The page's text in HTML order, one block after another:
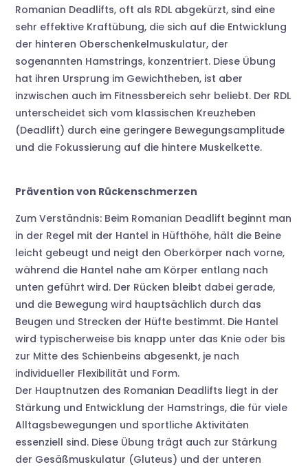
Romanian Deadlifts, oft als RDL abgekürzt, sind eine
sehr effektive Kraftübung, die sich auf die Entwicklung
der hinteren Oberschenkelmuskulatur, der
sogenannten Hamstrings, konzentriert. Diese Übung
hat ihren Ursprung im Gewichtheben, ist aber
inzwischen auch im Fitnessbereich sehr beliebt. Der RDL
unterscheidet sich vom klassischen Kreuzheben
(Deadlift) durch eine geringere Bewegungsamplitude
und die Fokussierung auf die hintere Muskelkette.
Prävention von Rückenschmerzen
Zum Verständnis: Beim Romanian Deadlift beginnt man
in der Regel mit der Hantel in Hüfthöhe, hält die Beine
leicht gebeugt und neigt den Oberkörper nach vorne,
während die Hantel nahe am Körper entlang nach
unten geführt wird. Der Rücken bleibt dabei gerade,
und die Bewegung wird hauptsächlich durch das
Beugen und Strecken der Hüfte bestimmt. Die Hantel
wird typischerweise bis knapp unter das Knie oder bis
zur Mitte des Schienbeins abgesenkt, je nach
individueller Flexibilität und Form.
Der Hauptnutzen des Romanian Deadlifts liegt in der
Stärkung und Entwicklung der Hamstrings, die für viele
Alltagsbewegungen und sportliche Aktivitäten
essenziell sind. Diese Übung trägt auch zur Stärkung
der Gesäßmuskulatur (Gluteus) und der unteren